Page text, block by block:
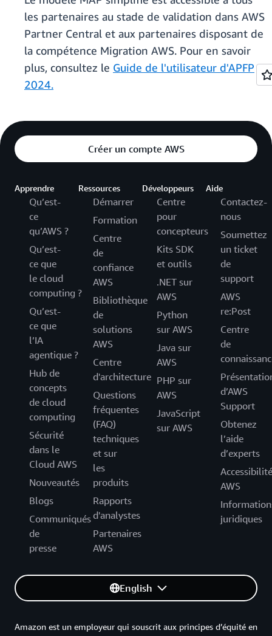
les partenaires au stade de validation dans AWS
Partner Central et aux partenaires disposant de
la compétence Migration AWS. Pour en savoir
plus, consultez le Guide de l'utilisateur d'APFP
2024.
Créer un compte AWS
Apprendre
Qu’est-
ce
qu’AWS ?
Qu’est-
ce que
le cloud
computing ?
Qu’est-
ce que
l’IA
agentique ?
Hub de
concepts
de cloud
computing
Sécurité
dans le
Cloud AWS
Nouveautés
Blogs
Communiqués
de
presse
Ressources
Démarrer
Formation
Centre
de
confiance
AWS
Bibliothèque
de
solutions
AWS
Centre
d'architecture
Questions
fréquentes
(FAQ)
techniques
et sur
les
produits
Rapports
d'analystes
Partenaires
AWS
Développeurs
Centre
pour
concepteurs
Kits SDK
et outils
.NET sur
AWS
Python
sur AWS
Java sur
AWS
PHP sur
AWS
JavaScript
sur AWS
Aide
Contactez-
nous
Soumettez
un ticket
de
support
AWS
re:Post
Centre
de
d’AWS
Support
Obtenez
l’aide
d’experts
Accessibilité
AWS
juridiques
English
Amazon est un employeur qui souscrit aux principes d’équité en